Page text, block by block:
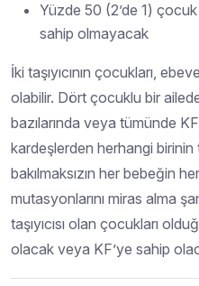
Yüzde 50 (2’de 1) çocuk
sahip olmayacak
İki taşıyıcının çocukları,
olabilir. Dört çocuklu bir
bazılarında veya tümünde
kardeşlerden herhangi birinin
bakılmaksızın her bebeğin
mutasyonlarını miras alma
taşıyıcısı olan çocukları
olacak veya KF’ye sahip